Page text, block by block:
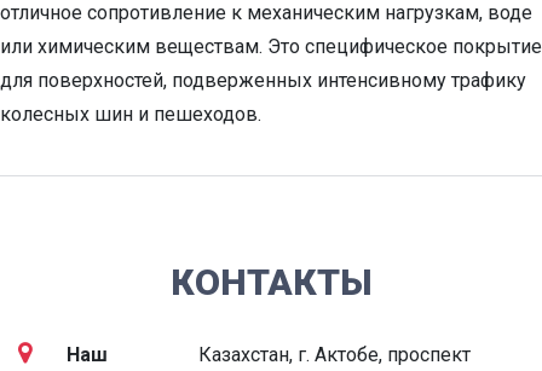
отличное сопротивление к механическим нагрузкам, воде
или химическим веществам. Это специфическое покрытие
для поверхностей, подверженных интенсивному трафику
колесных шин и пешеходов.
КОНТАКТЫ
Наш
Казахстан, г. Актобе, проспект